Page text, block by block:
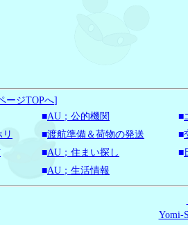
ージTOPへ]
■AU；公的機関 ■
■渡航準備＆荷物の発送 ■
■AU；住まい探し ■
■AU；生活情報
Yomi-